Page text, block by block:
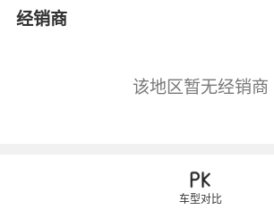
经销商
该地区暂无经销商
车型对比